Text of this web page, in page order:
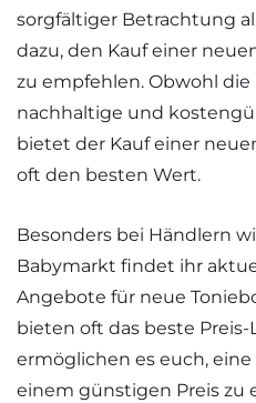
sorgfältiger Betrachtung
dazu, den Kauf einer
zu empfehlen. Obwohl die
nachhaltige und
bietet der Kauf einer
oft den besten Wert.
Besonders bei Händlern
Babymarkt findet ihr
Angebote für neue
bieten oft das beste
ermöglichen es euch,
einem günstigen Preis zu